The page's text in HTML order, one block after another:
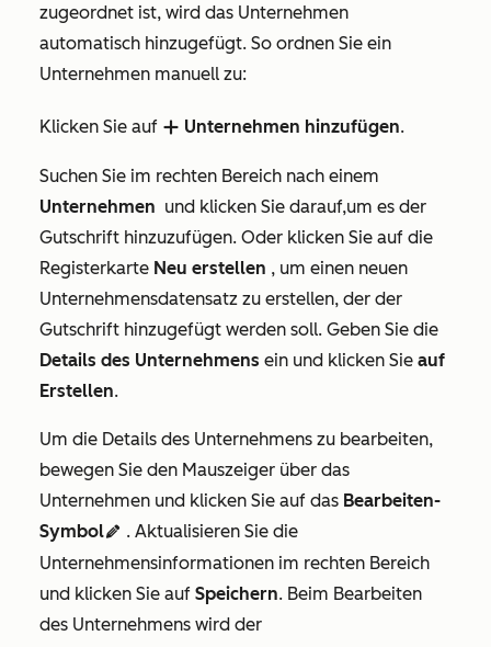
zugeordnet ist, wird das Unternehmen
automatisch hinzugefügt. So ordnen Sie ein
Unternehmen manuell zu:
Klicken Sie auf add Unternehmen hinzufügen.
Suchen Sie im rechten Bereich nach einem
Unternehmen und klicken Sie darauf,um es der
Gutschrift hinzuzufügen. Oder klicken Sie auf die
Registerkarte Neu erstellen , um einen neuen
Unternehmensdatensatz zu erstellen, der der
Gutschrift hinzugefügt werden soll. Geben Sie die
Details des Unternehmens ein und klicken Sie auf
Erstellen.
Um die Details des Unternehmens zu bearbeiten,
bewegen Sie den Mauszeiger über das
Unternehmen und klicken Sie auf das Bearbeiten-
Symboledit . Aktualisieren Sie die
Unternehmensinformationen im rechten Bereich
und klicken Sie auf Speichern. Beim Bearbeiten
des Unternehmens wird der